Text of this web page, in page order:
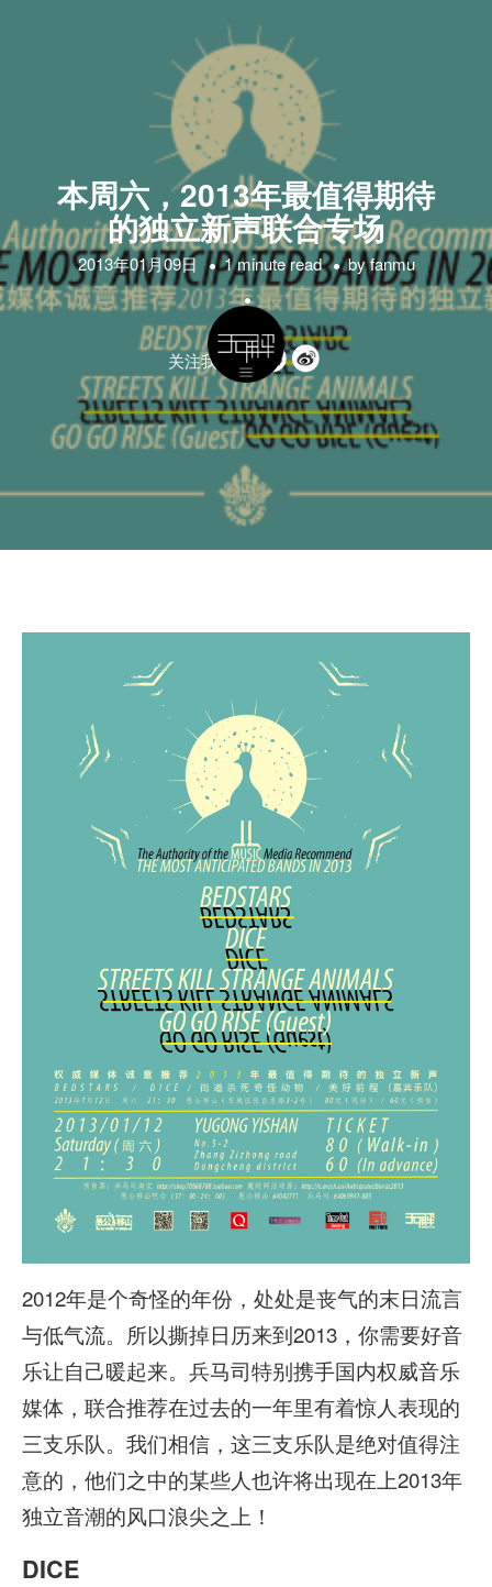
本周六，2013年最值得期待
的独立新声联合专场
2013年01月09日 1 minute read byfanmu
关注我们的:
2012年是个奇怪的年份，处处是丧气的末日流言
与低气流。所以撕掉日历来到2013，你需要好音
乐让自己暖起来。兵马司特别携手国内权威音乐
媒体，联合推荐在过去的一年里有着惊人表现的
三支乐队。我们相信，这三支乐队是绝对值得注
意的，他们之中的某些人也许将出现在上2013年
独立音潮的风口浪尖之上！
DICE